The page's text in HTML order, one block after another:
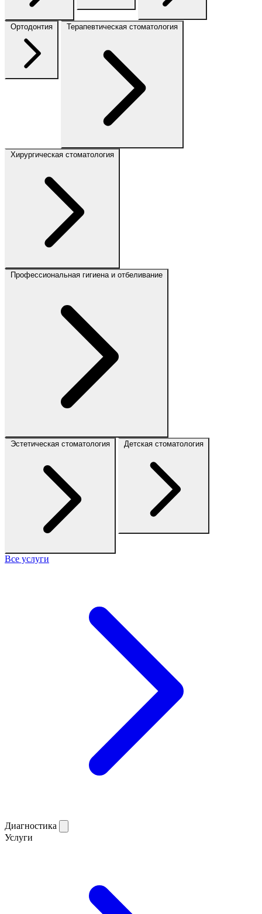
Ортодонтия Терапевтическая стоматология
Хирургическая стоматология
Профессиональная гигиена и отбеливание
Эстетическая стоматология Детская стоматология
Все услуги
Диагностика
Услуги